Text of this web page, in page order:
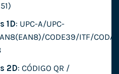
1D: UPC-A/UPC-
CODE39/ITF/
2D: CÓDIGO QR /